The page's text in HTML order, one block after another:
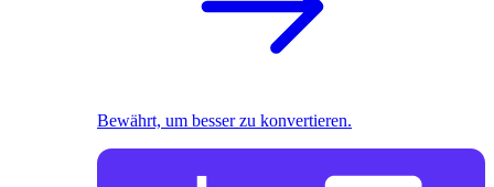
Bewährt, um besser zu konvertieren.